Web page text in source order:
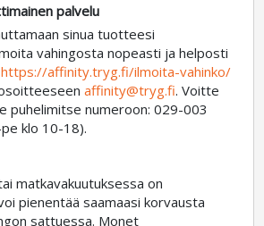
palvelu
sinua tuotteesi
vahingosta nopeasti ja helposti
https://affinity.tryg.fi/ilmoita-vahinko/
affinity@tryg.fi. Voitte
puhelimitse numeroon: 029-003
klo 10-18).
matkavakuutuksessa on
pienentää saamaasi korvausta
sattuessa. Monet